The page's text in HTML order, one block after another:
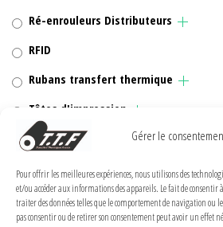
Gérer le
Pour offrir les meilleures expériences, nous utilisons des
et/ou accéder aux informations des appareils. Le fait de consentir
traiter des données telles que le comportement de navigation ou
pas consentir ou de retirer son consentement peut avoir un effet
Ré-enrouleurs Distributeurs
RFID
Rubans transfert thermique
Têtes d'impression
MENTIONS LÉGALES